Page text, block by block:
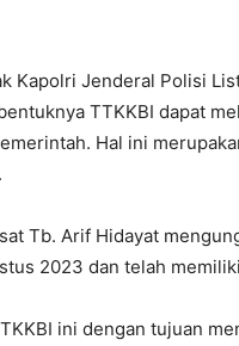
Kapolri Jenderal Polisi
TTKKBI dapat
Hal ini
Tb. Arif Hidayat
2023 dan telah
ini dengan tujuan